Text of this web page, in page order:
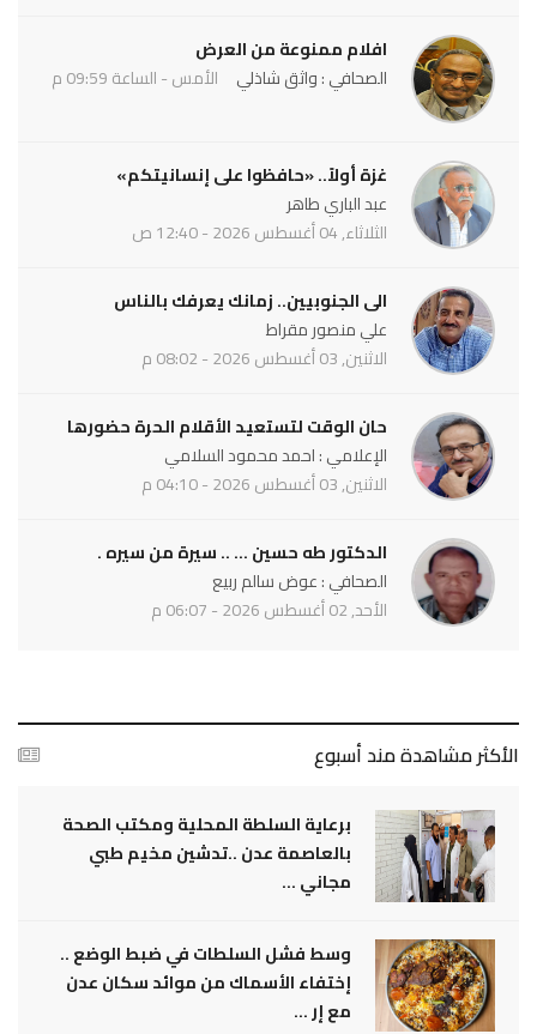
افلام ممنوعة من العرض
الصحافي : واثق شاذلي
الأمس - الساعة 09:59 م
غزة أولاً.. «حافظوا على إنسانيتكم»
عبد الباري طاهر
الثلاثاء, 04 أغسطس 2026 - 12:40 ص
الى الجنوبيين.. زمانك يعرفك بالناس
علي منصور مقراط
الاثنين, 03 أغسطس 2026 - 08:02 م
حان الوقت لتستعيد الأقلام الحرة حضورها
الإعلامي : احمد محمود السلامي
الاثنين, 03 أغسطس 2026 - 04:10 م
الدكتور طه حسين ... .. سيرة من سيره .
الصحافي : عوض سالم ربيع
الأحد, 02 أغسطس 2026 - 06:07 م
الأكثر مشاهدة مند أسبوع
برعاية السلطة المحلية ومكتب الصحة
بالعاصمة عدن ..تدشين مخيم طبي
مجاني ...
وسط فشل السلطات في ضبط الوضع ..
إختفاء الأسماك من موائد سكان عدن
مع إر ...